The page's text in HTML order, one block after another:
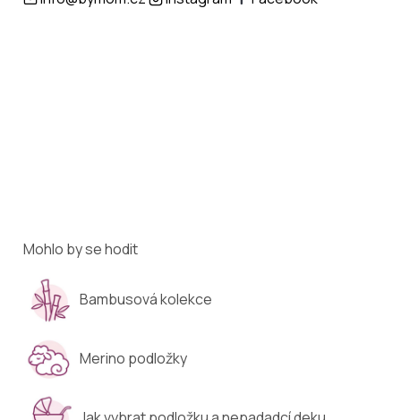
Mohlo by se hodit
Bambusová kolekce
Merino podložky